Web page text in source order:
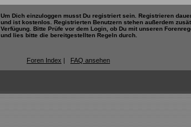
Um Dich einzuloggen musst Du registriert sein. Registrieren
und ist kostenlos. Registrierten Benutzern stehen außerdem
Verfügung. Bitte Prüfe vor dem Login, ob Du mit unseren
und lies bitte die bereitgestellten Regeln durch.
Foren Index | FAQ ansehen